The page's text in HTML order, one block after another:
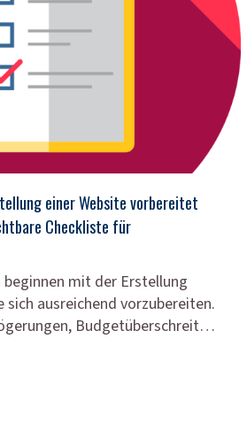
einer Website vorbereitet
Checkliste für
mit der Erstellung
sich ausreichend vorzubereiten.
Budgetüberschreit…